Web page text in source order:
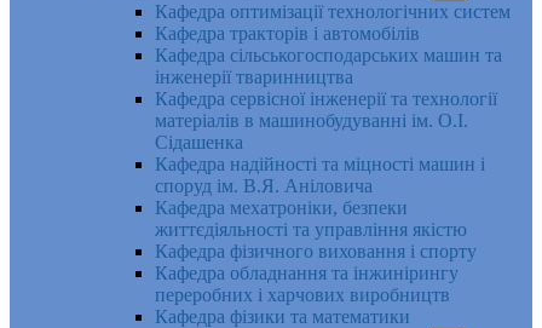
Кафедра оптимізації технологічних систем
Кафедра тракторів і автомобілів
Кафедра сільськогосподарських машин та
інженерії тваринництва
Кафедра cервісної інженерії та технології
матеріалів в машинобудуванні ім. О.І.
Сідашенка
Кафедра надійності та міцності машин і
споруд ім. В.Я. Аніловича
Кафедра мехатроніки, безпеки
життєдіяльності та управління якістю
Кафедра фізичного виховання і спорту
Кафедра обладнання та інжинірингу
переробних і харчових виробництв
Кафедра фізики та математики